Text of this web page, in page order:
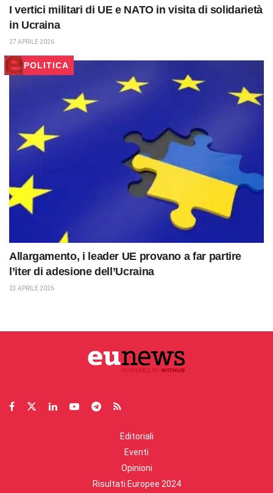
I vertici militari di UE e NATO in visita di solidarietà
in Ucraina
27 APRILE 2026
POLITICA
Allargamento, i leader UE provano a far partire
l’iter di adesione dell’Ucraina
23 APRILE 2026
Editoriali
Eventi
Opinioni
Risultati Europee 2024